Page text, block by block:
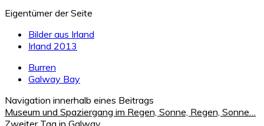
Eigentümer der Seite
Bilder aus Irland
Irland 2013
Burren
Galway Bay
Navigation innerhalb eines Beitrags
Museum und Spaziergang im Regen, Sonne, Regen, Sonne…